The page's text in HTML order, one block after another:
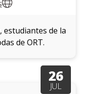
estudiantes de la
de ORT.
26
JUL